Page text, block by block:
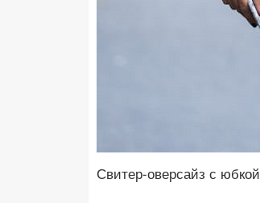
Свитер-оверсайз с юбкой